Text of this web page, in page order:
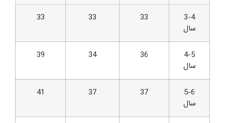
3-4
سال
33
33
33
4-5
سال
36
34
39
5-6
سال
37
37
41